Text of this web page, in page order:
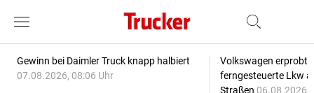
Gewinn bei Daimler Truck knapp halbiert
07.08.2026, 08:06 Uhr
Volkswagen erprobt
ferngesteuerte Lkw
Straßen 06.08.2026,